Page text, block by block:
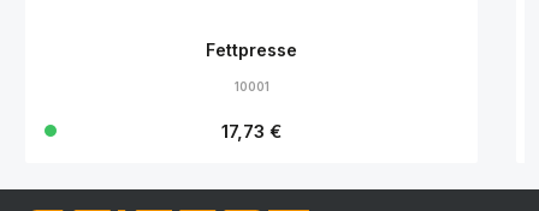
Fettpresse
10001
Regulärer Preis:
17,73 €